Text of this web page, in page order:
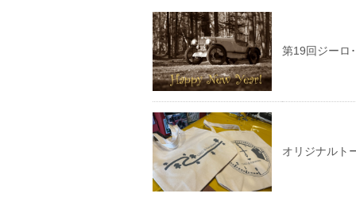
第19回ジーロ
オリジナルト